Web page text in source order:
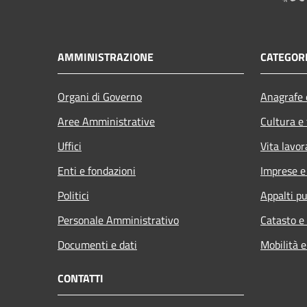
AMMINISTRAZIONE
Organi di Governo
Aree Amministrative
Uffici
Enti e fondazioni
Politici
Personale Amministrativo
Documenti e dati
Cultura
Vita
Imprese
Appalti
Catasto
Mobilità
CONTATTI